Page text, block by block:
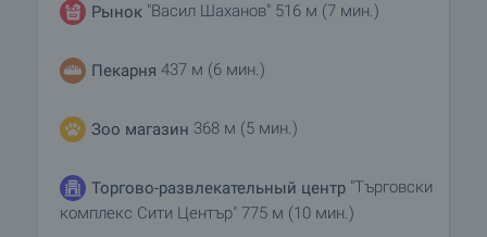
Рынок "Васил Шаханов" 516 м (7 мин.)
Пекарня 437 м (6 мин.)
Зоо магазин 368 м (5 мин.)
Торгово-развлекательный центр "Търговски
комплекс Сити Център" 775 м (10 мин.)